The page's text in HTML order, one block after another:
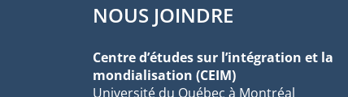
NOUS JOINDRE
Centre d’études sur l’intégration et la
mondialisation (CEIM)
Université du Québec à Montréal